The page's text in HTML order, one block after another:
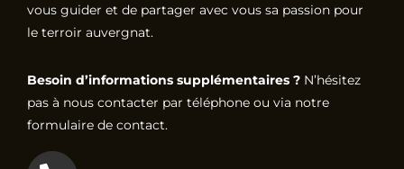
vous guider et de partager avec vous sa passion pour
le terroir auvergnat.
Besoin d’informations supplémentaires ?N’hésitez
pas à nous contacter par téléphone ou via notre
formulaire de contact.